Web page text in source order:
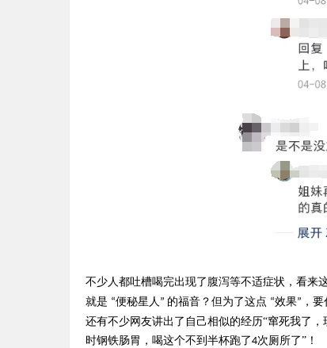
不少人都吐槽喝完出现了腹泻等不适症状，看来
就是 “便秘星人 ” 的福音？但为了这点 “效果” ，
还有不少网友讲出了自己相似的经历“窜死我了，
时钢铁肠胃，喝这个不到半杯跑了4次厕所了”！